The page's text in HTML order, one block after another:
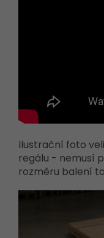
Ilustrační foto
regálu - nemusí
rozměru balení